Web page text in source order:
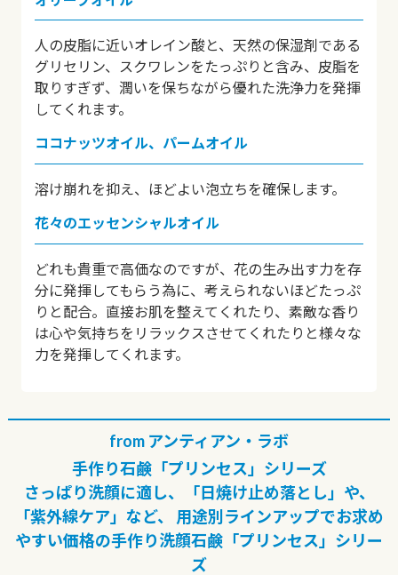
人の皮脂に近いオレイン酸と、天然の保湿剤である
グリセリン、スクワレンをたっぷりと含み、皮脂を
取りすぎず、潤いを保ちながら優れた洗浄力を発揮
してくれます。
ココナッツオイル、パームオイル
溶け崩れを抑え、ほどよい泡立ちを確保します。
花々のエッセンシャルオイル
どれも貴重で高価なのですが、花の生み出す力を存
分に発揮してもらう為に、考えられないほどたっぷ
りと配合。直接お肌を整えてくれたり、素敵な香り
は心や気持ちをリラックスさせてくれたりと様々な
力を発揮してくれます。
from アンティアン・ラボ
手作り石鹸「プリンセス」シリーズ
さっぱり洗顔に適し、「日焼け止め落とし」や、
「紫外線ケア」など、
用途別ラインアップでお求め
やすい価格の手作り洗顔石鹸「プリンセス」シリー
ズ